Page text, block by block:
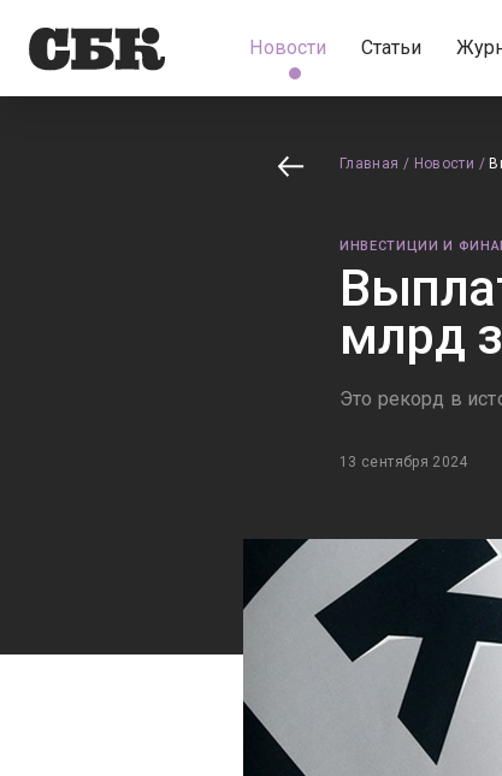
Новости Статьи
Главная / Новости /
ИНВЕСТИЦИИ И
млрд
Это рекорд в
13 сентября 2024